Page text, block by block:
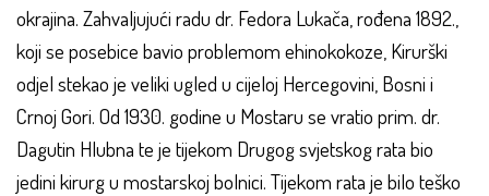
okrajina. Zahvaljujući radu dr. Fedora Lukača, rođena 1892.,
koji se posebice bavio problemom ehinokokoze, Kirurški
odjel stekao je veliki ugled u cijeloj Hercegovini, Bosni i
Crnoj Gori. Od 1930. godine u Mostaru se vratio prim. dr.
Dagutin Hlubna te je tijekom Drugog svjetskog rata bio
jedini kirurg u mostarskoj bolnici. Tijekom rata je bilo teško